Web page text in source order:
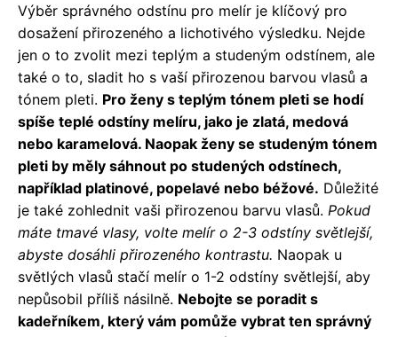
Výběr správného odstínu pro melír je klíčový pro
dosažení přirozeného a lichotivého výsledku. Nejde
jen o to zvolit mezi teplým a studeným odstínem, ale
také o to, sladit ho s vaší přirozenou barvou vlasů a
tónem pleti. Pro ženy s teplým tónem pleti se hodí
spíše teplé odstíny melíru, jako je zlatá, medová
nebo karamelová. Naopak ženy se studeným tónem
pleti by měly sáhnout po studených odstínech,
například platinové, popelavé nebo béžové. Důležité
je také zohlednit vaši přirozenou barvu vlasů. Pokud
máte tmavé vlasy, volte melír o 2-3 odstíny světlejší,
abyste dosáhli přirozeného kontrastu. Naopak u
světlých vlasů stačí melír o 1-2 odstíny světlejší, aby
nepůsobil příliš násilně. Nebojte se poradit s
kadeřníkem, který vám pomůže vybrat ten správný